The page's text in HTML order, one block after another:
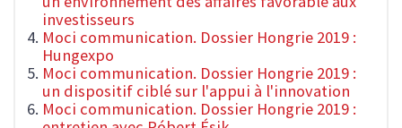
investisseurs
Moci communication. Dossier Hongrie 2019 :
Hungexpo
Moci communication. Dossier Hongrie 2019 :
un dispositif ciblé sur l'appui à l'innovation
Moci communication. Dossier Hongrie 2019 :